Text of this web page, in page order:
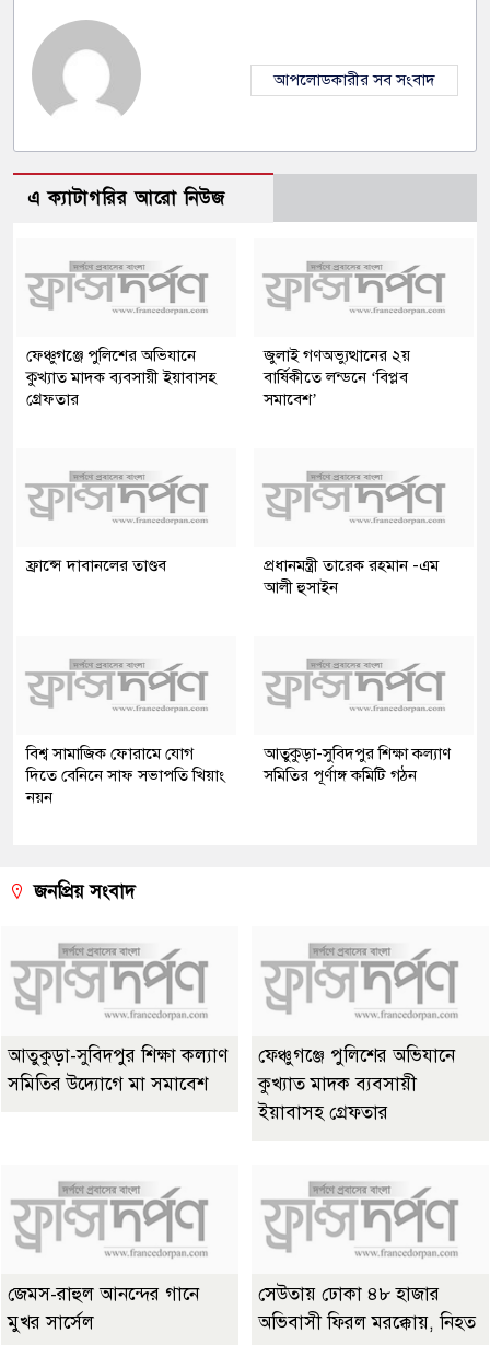
আপলোডকারীর সব সংবাদ
এ ক্যাটাগরির আরো নিউজ
ফেঞ্চুগঞ্জে পুলিশের অভিযানে
কুখ্যাত মাদক ব্যবসায়ী ইয়াবাসহ
গ্রেফতার
জুলাই গণঅভ্যুত্থানের ২য়
বার্ষিকীতে লন্ডনে ‘বিপ্লব
সমাবেশ’
ফ্রান্সে দাবানলের তাণ্ডব
প্রধানমন্ত্রী তারেক রহমান -এম
আলী হুসাইন
বিশ্ব সামাজিক ফোরামে যোগ
দিতে বেনিনে সাফ সভাপতি খিয়াং
নয়ন
আতুকুড়া-সুবিদপুর শিক্ষা কল্যাণ
সমিতির পূর্ণাঙ্গ কমিটি গঠন
জনপ্রিয় সংবাদ
আতুকুড়া-সুবিদপুর শিক্ষা কল্যাণ
সমিতির উদ্যোগে মা সমাবেশ
ফেঞ্চুগঞ্জে পুলিশের অভিযানে
কুখ্যাত মাদক ব্যবসায়ী
ইয়াবাসহ গ্রেফতার
জেমস-রাহুল আনন্দের গানে
মুখর সার্সেল
সেউতায় ঢোকা ৪৮ হাজার
অভিবাসী ফিরল মরক্কোয়, নিহত